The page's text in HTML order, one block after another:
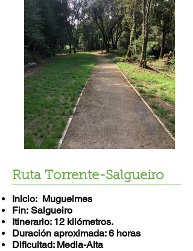
Ruta Torrente-Salgueiro
Inicio: Mugueimes
Fin: Salgueiro
Itinerario: 12 kilómetros.
Duración aproximada: 6 horas
Dificultad: Media-Alta